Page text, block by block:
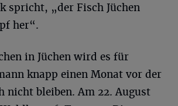
spricht, „der Fisch Jüchen
her“.
in Jüchen wird es für
knapp einen Monat vor der
nicht bleiben. Am 22. August